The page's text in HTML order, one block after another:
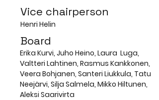
Vice chairperson
Henri Helin
Board
Erika Kurvi, Juho Heino, Laura Luga,
Valtteri Lahtinen, Rasmus Kankkonen,
Veera Bohjanen, Santeri Liukkula, Tatu
Neejärvi, Silja Salmela, Mikko Hiltunen,
Aleksi Saarivirta